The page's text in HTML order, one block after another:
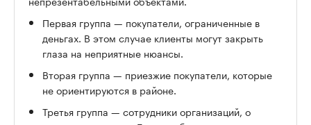
Первая группа — покупатели, ограниченные в
деньгах. В этом случае клиенты могут закрыть
глаза на неприятные нюансы.
Вторая группа — приезжие покупатели, которые
не ориентируются в районе.
Третья группа — сотрудники организаций, о